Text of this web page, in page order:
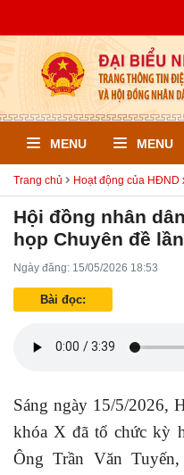
MENU MENU
Trang chủ Hoạt động của HĐND
Hội đồng nhân
họp Chuyên đề
Ngày đăng: 15/05/2026 18:53
Bài đọc:
Sáng ngày 15/5/2026,
khóa X đã tổ chức kỳ
Ông Trần Văn